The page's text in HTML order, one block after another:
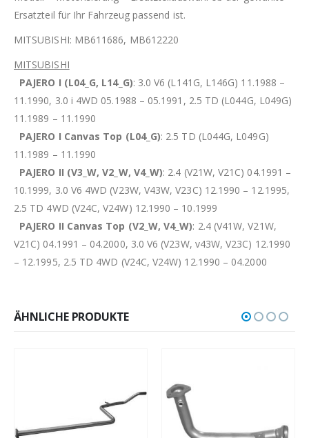
Ersatzteil für Ihr Fahrzeug passend ist.
MITSUBISHI: MB611686, MB612220
MITSUBISHI
PAJERO I (L04_G, L14_G): 3.0 V6 (L141G, L146G) 11.1988 –
11.1990, 3.0 i 4WD 05.1988 – 05.1991, 2.5 TD (L044G, L049G)
11.1989 – 11.1990
PAJERO I Canvas Top (L04_G): 2.5 TD (L044G, L049G)
11.1989 – 11.1990
PAJERO II (V3_W, V2_W, V4_W): 2.4 (V21W, V21C) 04.1991 –
10.1999, 3.0 V6 4WD (V23W, V43W, V23C) 12.1990 – 12.1995,
2.5 TD 4WD (V24C, V24W) 12.1990 – 10.1999
PAJERO II Canvas Top (V2_W, V4_W): 2.4 (V41W, V21W,
V21C) 04.1991 – 04.2000, 3.0 V6 (V23W, v43W, V23C) 12.1990
– 12.1995, 2.5 TD 4WD (V24C, V24W) 12.1990 – 04.2000
ÄHNLICHE PRODUKTE